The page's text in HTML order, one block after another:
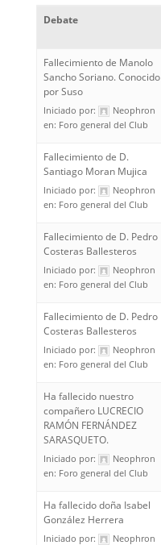
Debate
Fallecimiento de Manolo
Sancho Soriano. Conocido
por Suso
Iniciado por:
Neophron
en: Foro general del Club
Fallecimiento de D.
Santiago Moran Mujica
Iniciado por:
Neophron
en: Foro general del Club
Fallecimiento de D. Pedro
Costeras Ballesteros
Iniciado por:
Neophron
en: Foro general del Club
Fallecimiento de D. Pedro
Costeras Ballesteros
Iniciado por:
Neophron
en: Foro general del Club
Ha fallecido nuestro
compañero LUCRECIO
RAMÓN FERNÁNDEZ
SARASQUETO.
Iniciado por:
Neophron
en: Foro general del Club
Ha fallecido doña Isabel
González Herrera
Iniciado por:
Neophron